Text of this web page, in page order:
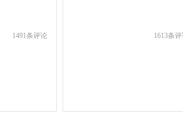
1491条评论 1613条